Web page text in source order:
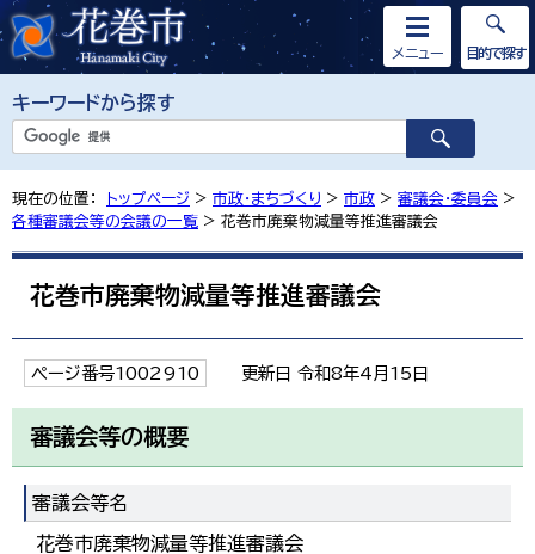
キーワードから探す
メニュー 目的で探す
現在の位置： トップページ > 市政・まちづくり > 市政 > 審議会・委員会 >
各種審議会等の会議の一覧 > 花巻市廃棄物減量等推進審議会
花巻市廃棄物減量等推進審議会
ページ番号1002910 更新日 令和8年4月15日
審議会等の概要
審議会等名
花巻市廃棄物減量等推進審議会